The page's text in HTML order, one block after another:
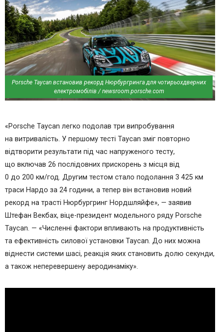
Porsche Taycan встановив рекорд Нюрбургринга для чотирьохдверних
електромобілів / newsroom.porsche.com
«Porsche Taycan легко подолав три випробування
на витривалість. У першому тесті Taycan зміг повторно
відтворити результати під час напруженого тесту,
що включав 26 послідовних прискорень з місця від
0 до 200 км/год. Другим тестом стало подолання 3 425 км
траси Нардо за 24 години, а тепер він встановив новий
рекорд на трасті Нюрбургринг Нордшляйфе», — заявив
Штефан Векбах, віце-президент модельного ряду Porsche
Taycan. — «Численні фактори впливають на продуктивність
та ефективність силової установки Taycan. До них можна
віднести системи шасі, реакція яких становить долю секунди,
а також неперевершену аеродинаміку».